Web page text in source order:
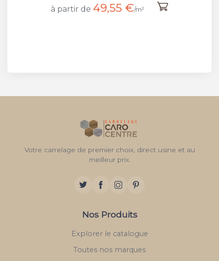
à partir de 49,55 €/m²
Votre carrelage de premier choix, direct usine et au
meilleur prix.
Nos Produits
Explorer le catalogue
Toutes nos marques